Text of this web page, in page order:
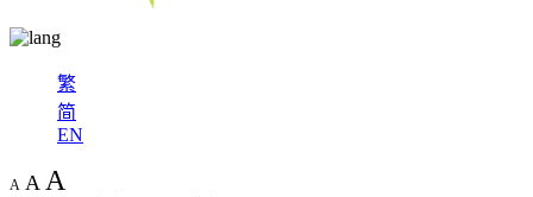
繁
简
EN
A A A